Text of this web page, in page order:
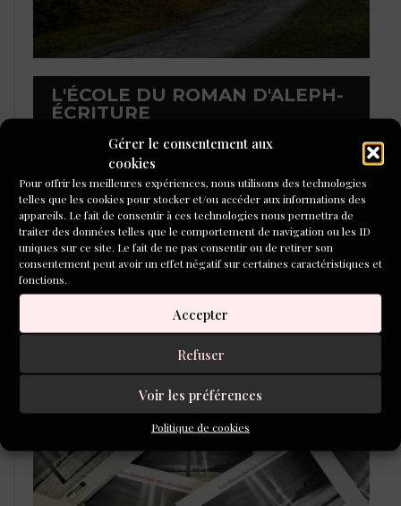
Gérer le consentement aux
cookies
Pour offrir les meilleures expériences, nous utilisons des technologies
telles que les cookies pour stocker et/ou accéder aux informations des
appareils. Le fait de consentir à ces technologies nous permettra de
traiter des données telles que le comportement de navigation ou les ID
uniques sur ce site. Le fait de ne pas consentir ou de retirer son
consentement peut avoir un effet négatif sur certaines caractéristiques et
fonctions.
Accepter
Refuser
Voir les préférences
Politique de cookies
L'ÉCOLE DU ROMAN D'ALEPH-
ÉCRITURE
LIBRAIRIE DE L’INVENTOIRE